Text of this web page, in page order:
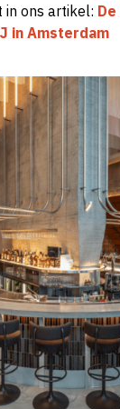
in ons artikel:
in Amsterdam